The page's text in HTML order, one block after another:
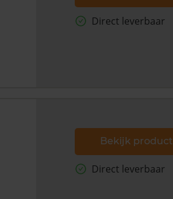
Direct leverbaar
Bekijk product
Direct leverbaar